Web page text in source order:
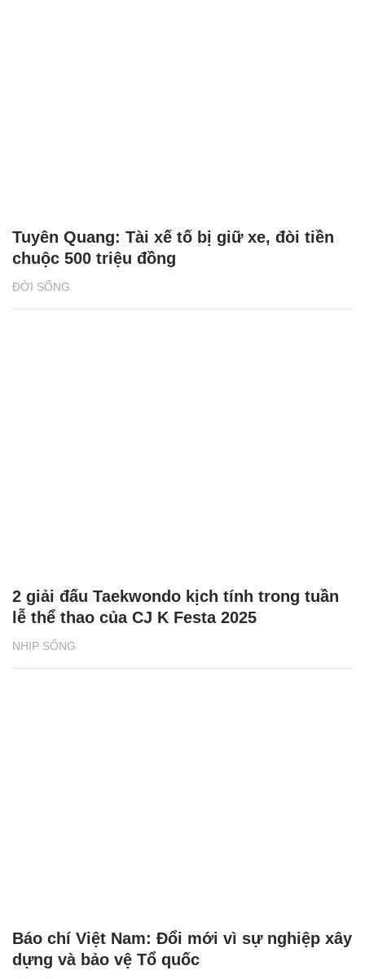
ĐỜI SỐNG
Tuyên Quang: Tài xế tố bị giữ xe, đòi tiền
chuộc 500 triệu đồng
NHỊP SỐNG
2 giải đấu Taekwondo kịch tính trong tuần
lễ thể thao của CJ K Festa 2025
Báo chí Việt Nam: Đổi mới vì sự nghiệp xây
dựng và bảo vệ Tổ quốc